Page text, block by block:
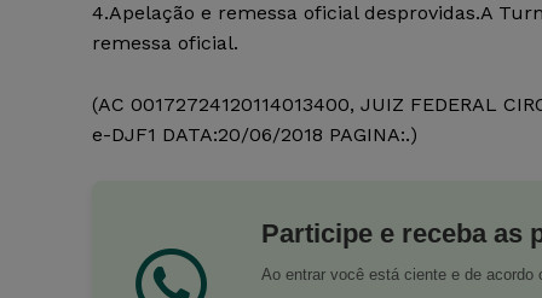
4.Apelação e remessa oficial desprovidas.A
remessa oficial.
(AC 00172724120114013400, JUIZ FEDERAL
e-DJF1 DATA:20/06/2018 PAGINA:.)
Participe e receba as
Ao entrar você está ciente e de acordo